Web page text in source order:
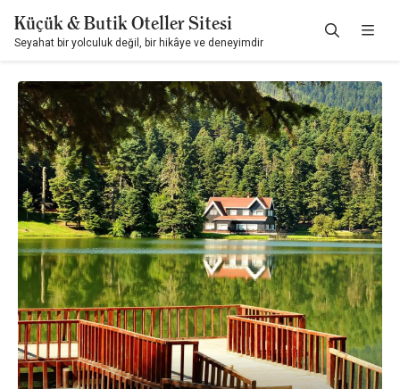
Küçük & Butik Oteller Sitesi
Seyahat bir yolculuk değil, bir hikâye ve deneyimdir